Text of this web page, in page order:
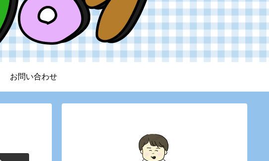
お問い合わせ